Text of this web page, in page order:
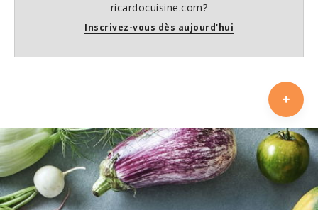
ricardocuisine.com?
Inscrivez-vous dès aujourd'hui